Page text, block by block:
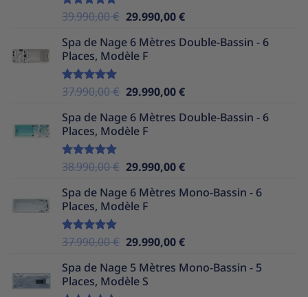
Note5.00
39.990,00€ Le
initial
était :
29.990,00€Le
actuel
Spa de Nage 6 Mètres Double-Bassin - 6
Places, Modèle F
Note5.00
37.990,00€ Le
initial
était :
29.990,00€Le
actuel
Spa de Nage 6 Mètres Double-Bassin - 6
Places, Modèle F
Note5.00
38.990,00€ Le
initial
était :
29.990,00€Le
actuel
Spa de Nage 6 Mètres Mono-Bassin - 6
Places, Modèle F
Note5.00
37.990,00€ Le
initial
était :
29.990,00€Le
actuel
Spa de Nage 5 Mètres Mono-Bassin - 5
Places, Modèle S